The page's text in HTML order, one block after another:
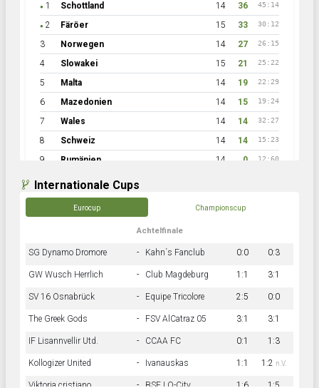
● 1 Schottland 14 36 45:14
● 2 Färöer 15 33 30:12
3 Norwegen 14 27 26:15
4 Slowakei 15 21 25:22
5 Malta 14 19 22:29
6 Mazedonien 14 15 19:24
7 Wales 14 14 32:27
8 Schweiz 14 14 15:23
9 Rumänien 14 0 12:60
Internationale Cups
Eurocup Championscup
Achtelfinale
SG Dynamo Dromore - Kahn´s Fanclub 0:0 0:3
GW Wusch Herrlich - Club Magdeburg 1:1 3:1
SV 16 Osnabrück - Equipe Tricolore 2:5 0:0
The Greek Gods - FSV AlCatraz 05 3:1 3:1
IF Lisannvellir Utd. - CCAA FC 0:1 1:3
Kollogizer United - Ivanauskas 1:1 1:2 n.V.
Viktoria cristiano - BSF LO-City 1:6 1:5